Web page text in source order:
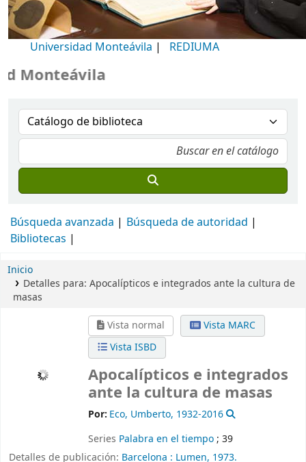
Universidad Monteávila | REDIUMA
Búsqueda avanzada
Búsqueda de autoridad
Bibliotecas
Inicio
Detalles para: Apocalípticos e integrados ante la cultura de
masas
Vista normal
Vista MARC
Vista ISBD
Apocalípticos e integrados
ante la cultura de masas
Por: Eco, Umberto, 1932-2016
Series Palabra en el tiempo; 39
Detalles de publicación: Barcelona : Lumen, 1973.